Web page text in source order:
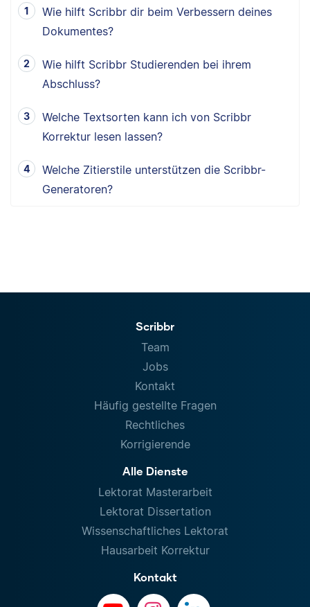
Wie hilft Scribbr dir beim Verbessern deines
Dokumentes?
Wie hilft Scribbr Studierenden bei ihrem
Abschluss?
Welche Textsorten kann ich von Scribbr
Korrektur lesen lassen?
Welche Zitierstile unterstützen die Scribbr-
Generatoren?
Scribbr
Team
Jobs
Kontakt
Häufig gestellte Fragen
Rechtliches
Korrigierende
Alle Dienste
Lektorat Masterarbeit
Lektorat Dissertation
Wissenschaftliches Lektorat
Hausarbeit Korrektur
Kontakt